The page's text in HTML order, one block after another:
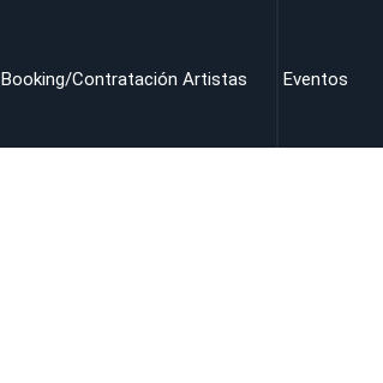
Booking/Contratación Artistas Eventos